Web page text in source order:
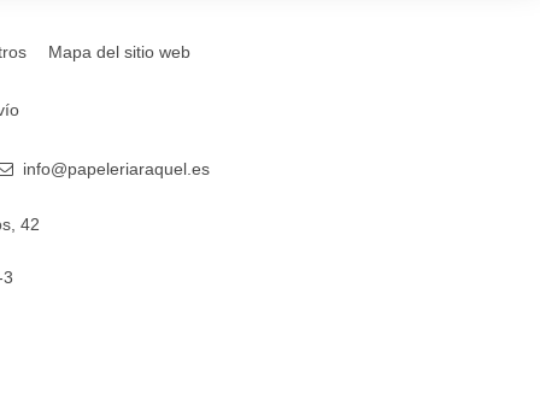
Mapa del sitio web
info@papeleriaraquel.es
42